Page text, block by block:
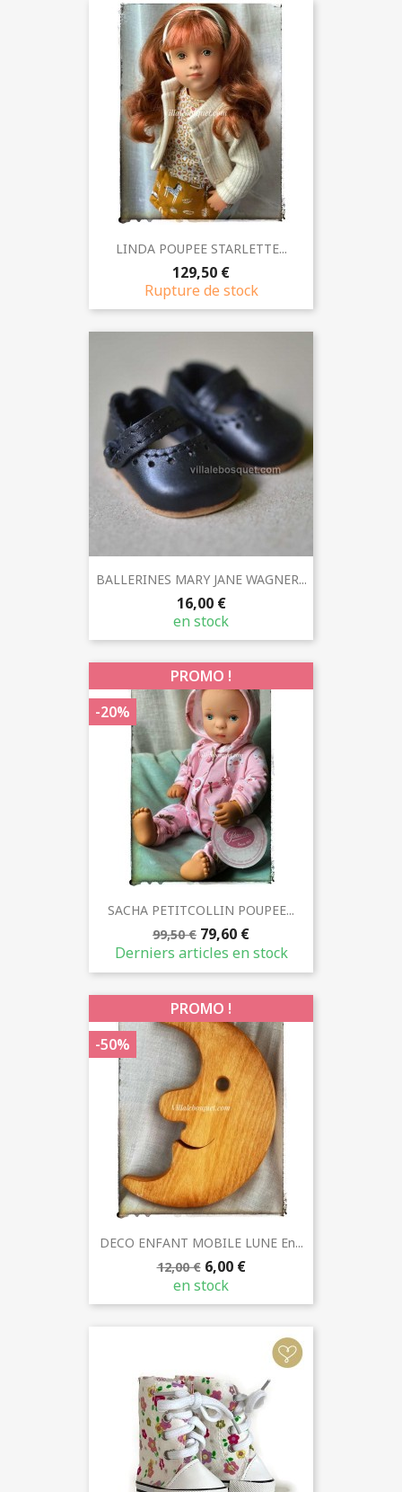
LINDA POUPEE STARLETTE...
129,50 €
Rupture de stock
BALLERINES MARY JANE WAGNER...
16,00 €
en stock
SACHA PETITCOLLIN POUPEE...
99,50 € 79,60 €
Derniers articles en stock
PROMO !
-20%
DECO ENFANT MOBILE LUNE En...
12,00 € 6,00 €
en stock
PROMO !
-50%